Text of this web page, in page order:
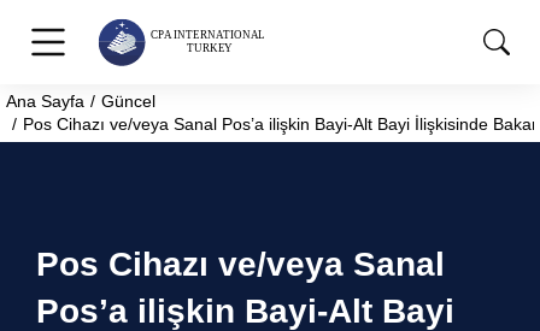
You are here:
Ana Sayfa
Güncel
Pos Cihazı ve/veya Sanal Pos’a ilişkin Bayi-Alt Bayi İlişkisinde
Pos Cihazı ve/veya Sanal
Pos’a ilişkin Bayi-Alt Bayi